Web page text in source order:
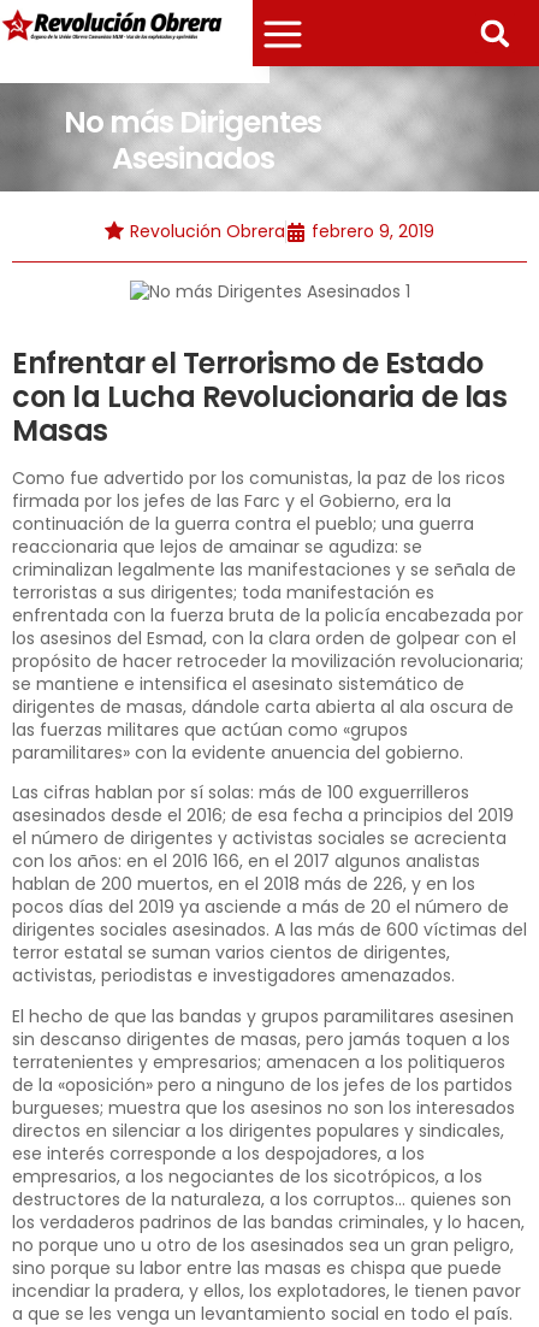
No más Dirigentes
Asesinados
Revolución Obrera febrero 9, 2019
Enfrentar el Terrorismo de Estado
con la Lucha Revolucionaria de las
Masas
Como fue advertido por los comunistas, la paz de los ricos
firmada por los jefes de las Farc y el Gobierno, era la
continuación de la guerra contra el pueblo; una guerra
reaccionaria que lejos de amainar se agudiza: se
criminalizan legalmente las manifestaciones y se señala de
terroristas a sus dirigentes; toda manifestación es
enfrentada con la fuerza bruta de la policía encabezada por
los asesinos del Esmad, con la clara orden de golpear con el
propósito de hacer retroceder la movilización revolucionaria;
se mantiene e intensifica el asesinato sistemático de
dirigentes de masas, dándole carta abierta al ala oscura de
las fuerzas militares que actúan como «grupos
paramilitares» con la evidente anuencia del gobierno.
Las cifras hablan por sí solas: más de 100 exguerrilleros
asesinados desde el 2016; de esa fecha a principios del 2019
el número de dirigentes y activistas sociales se acrecienta
con los años: en el 2016 166, en el 2017 algunos analistas
hablan de 200 muertos, en el 2018 más de 226, y en los
pocos días del 2019 ya asciende a más de 20 el número de
dirigentes sociales asesinados. A las más de 600 víctimas del
terror estatal se suman varios cientos de dirigentes,
activistas, periodistas e investigadores amenazados.
El hecho de que las bandas y grupos paramilitares asesinen
sin descanso dirigentes de masas, pero jamás toquen a los
terratenientes y empresarios; amenacen a los politiqueros
de la «oposición» pero a ninguno de los jefes de los partidos
burgueses; muestra que los asesinos no son los interesados
directos en silenciar a los dirigentes populares y sindicales,
ese interés corresponde a los despojadores, a los
empresarios, a los negociantes de los sicotrópicos, a los
destructores de la naturaleza, a los corruptos… quienes son
los verdaderos padrinos de las bandas criminales, y lo hacen,
no porque uno u otro de los asesinados sea un gran peligro,
sino porque su labor entre las masas es chispa que puede
incendiar la pradera, y ellos, los explotadores, le tienen pavor
a que se les venga un levantamiento social en todo el país.